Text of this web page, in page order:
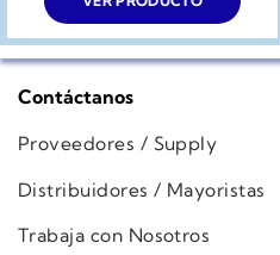
Contáctanos
Proveedores / Supply
Distribuidores / Mayoristas
Trabaja con Nosotros